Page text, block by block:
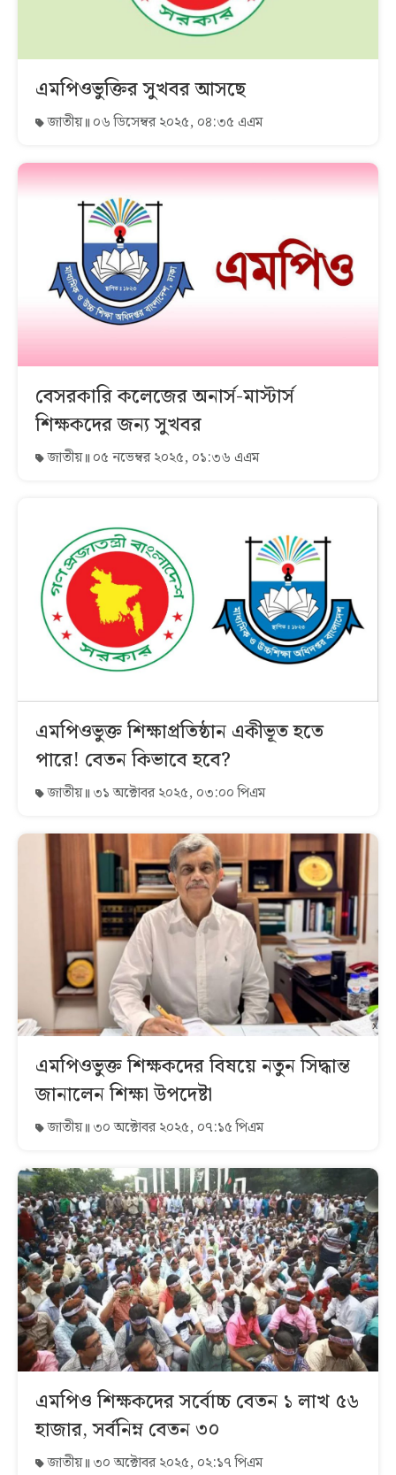
এমপিওভুক্তির সুখবর আসছে
জাতীয় ০৬ ডিসেম্বর ২০২৫, ০৪:৩৫ এএম
বেসরকারি কলেজের অনার্স-মাস্টার্স
শিক্ষকদের জন্য সুখবর
জাতীয় ০৫ নভেম্বর ২০২৫, ০১:৩৬ এএম
এমপিওভুক্ত শিক্ষাপ্রতিষ্ঠান একীভূত হতে
পারে! বেতন কিভাবে হবে?
জাতীয় ৩১ অক্টোবর ২০২৫, ০৩:০০ পিএম
এমপিওভুক্ত শিক্ষকদের বিষয়ে নতুন সিদ্ধান্ত
জানালেন শিক্ষা উপদেষ্টা
জাতীয় ৩০ অক্টোবর ২০২৫, ০৭:১৫ পিএম
এমপিও শিক্ষকদের সর্বোচ্চ বেতন ১ লাখ ৫৬
হাজার, সর্বনিম্ন বেতন ৩০
জাতীয় ৩০ অক্টোবর ২০২৫, ০২:১৭ পিএম